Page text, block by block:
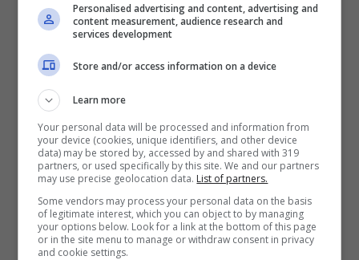
Per la rateizzazionein essere dall’8
marzo 2020, la decadenza si
concretizza con 18 rate non pagate
Personalised advertising and content, advertising and
content measurement, audience research and
services development
Store and/or access information on a device
Learn more
Your personal data will be processed and information from
your device (cookies, unique identifiers, and other device
data) may be stored by, accessed by and shared with 319
partners, or used specifically by this site. We and our partners
may use precise geolocation data. List of partners.
Some vendors may process your personal data on the basis
of legitimate interest, which you can object to by managing
your options below. Look for a link at the bottom of this page
or in the site menu to manage or withdraw consent in privacy
and cookie settings.